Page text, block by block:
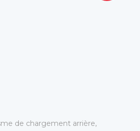
de chargement arrière,